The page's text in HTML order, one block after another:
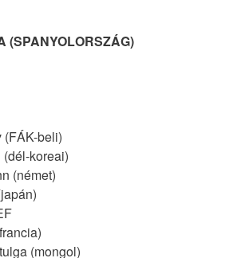
(SPANYOLORSZÁG)
(FÁK-beli)
koreai)
(német)
(mongol)